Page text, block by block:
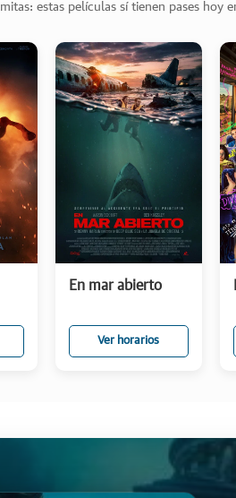
estas películas sí tienen pases hoy
En mar abierto
Ver horarios